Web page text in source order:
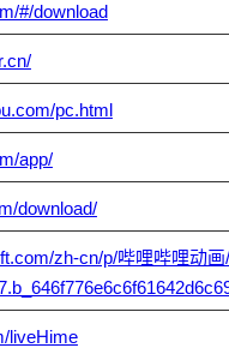
#/download
pc.html
app/
download/
zh-cn/p/哔哩哔哩动画
liveHime